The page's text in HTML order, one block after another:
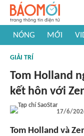
NÓNG MỚI
#Khám phá thế giới
GIẢI TRÍ
Tom Holland
kết hôn với
17/6/
Tom Holland và